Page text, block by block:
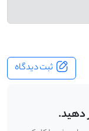
ثبت دیدگاه
دهید.